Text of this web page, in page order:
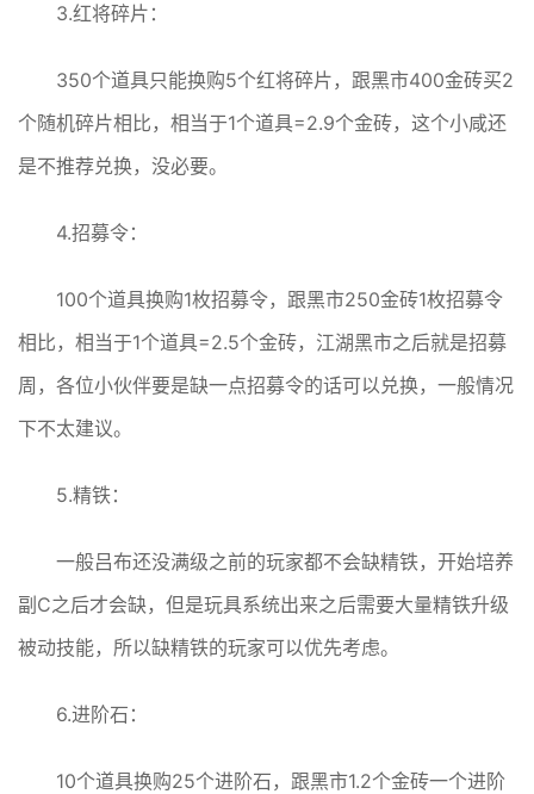
3.红将碎片：
350个道具只能换购5个红将碎片，跟黑市400金砖买2
个随机碎片相比，相当于1个道具=2.9个金砖，这个小咸还
是不推荐兑换，没必要。
4.招募令：
100个道具换购1枚招募令，跟黑市250金砖1枚招募令
相比，相当于1个道具=2.5个金砖，江湖黑市之后就是招募
周，各位小伙伴要是缺一点招募令的话可以兑换，一般情况
下不太建议。
5.精铁：
一般吕布还没满级之前的玩家都不会缺精铁，开始培养
副C之后才会缺，但是玩具系统出来之后需要大量精铁升级
被动技能，所以缺精铁的玩家可以优先考虑。
6.进阶石：
10个道具换购25个进阶石，跟黑市1.2个金砖一个进阶